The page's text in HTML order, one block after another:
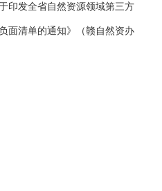
印发全省自然资源领域第三方
面清单的通知》（赣自然资办